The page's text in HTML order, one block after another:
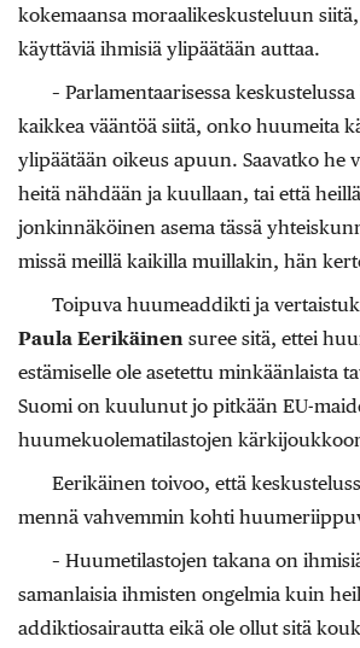
kokemaansa moraalikeskusteluun
käyttäviä ihmisiä ylipäätään auttaa.
– Parlamentaarisessa
kaikkea vääntöä siitä, onko huumeita
ylipäätään oikeus apuun. Saavatko he
heitä nähdään ja kuullaan, tai että
jonkinnäköinen asema tässä
missä meillä kaikilla muillakin, hän
Toipuva huumeaddikti ja
Paula Eerikäinen suree sitä, ettei
estämiselle ole asetettu minkäänlaista
Suomi on kuulunut jo pitkään EU-
huumekuolematilastojen
Eerikäinen toivoo, että
mennä vahvemmin kohti
– Huumetilastojen takana on
samanlaisia ihmisten ongelmia kuin
addiktiosairautta eikä ole ollut sitä